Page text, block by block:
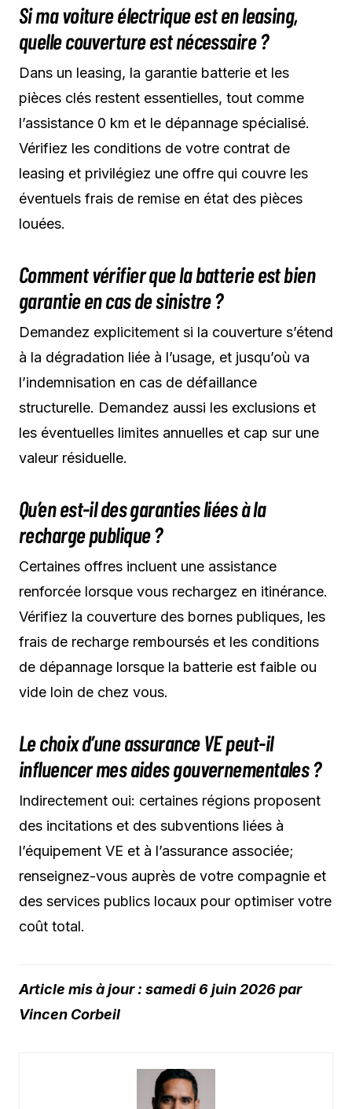
Si ma voiture électrique est en leasing,
quelle couverture est nécessaire ?
Dans un leasing, la garantie batterie et les
pièces clés restent essentielles, tout comme
l’assistance 0 km et le dépannage spécialisé.
Vérifiez les conditions de votre contrat de
leasing et privilégiez une offre qui couvre les
éventuels frais de remise en état des pièces
louées.
Comment vérifier que la batterie est bien
garantie en cas de sinistre ?
Demandez explicitement si la couverture s’étend
à la dégradation liée à l’usage, et jusqu’où va
l’indemnisation en cas de défaillance
structurelle. Demandez aussi les exclusions et
les éventuelles limites annuelles et cap sur une
valeur résiduelle.
Qu’en est-il des garanties liées à la
recharge publique ?
Certaines offres incluent une assistance
renforcée lorsque vous rechargez en itinérance.
Vérifiez la couverture des bornes publiques, les
frais de recharge remboursés et les conditions
de dépannage lorsque la batterie est faible ou
vide loin de chez vous.
Le choix d’une assurance VE peut-il
influencer mes aides gouvernementales ?
Indirectement oui: certaines régions proposent
des incitations et des subventions liées à
l’équipement VE et à l’assurance associée;
renseignez-vous auprès de votre compagnie et
des services publics locaux pour optimiser votre
coût total.
Article mis à jour : samedi 6 juin 2026 par
Vincen Corbeil